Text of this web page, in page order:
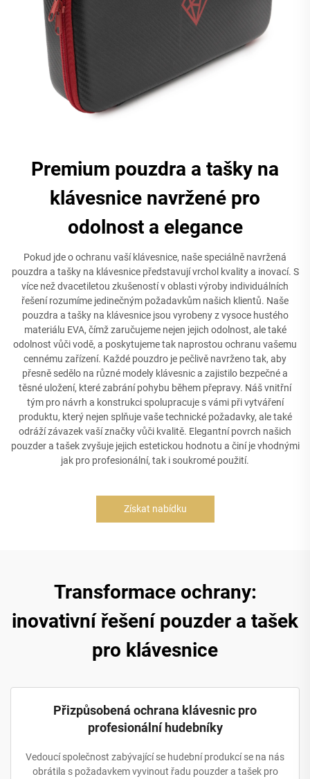
Premium pouzdra a tašky na
klávesnice navržené pro
odolnost a elegance
Pokud jde o ochranu vaší klávesnice, naše speciálně navržená
pouzdra a tašky na klávesnice představují vrchol kvality a inovací. S
více než dvacetiletou zkušeností v oblasti výroby individuálních
řešení rozumíme jedinečným požadavkům našich klientů. Naše
pouzdra a tašky na klávesnice jsou vyrobeny z vysoce hustého
materiálu EVA, čímž zaručujeme nejen jejich odolnost, ale také
odolnost vůči vodě, a poskytujeme tak naprostou ochranu vašemu
cennému zařízení. Každé pouzdro je pečlivě navrženo tak, aby
přesně sedělo na různé modely klávesnic a zajistilo bezpečné a
těsné uložení, které zabrání pohybu během přepravy. Náš vnitřní
tým pro návrh a konstrukci spolupracuje s vámi při vytváření
produktu, který nejen splňuje vaše technické požadavky, ale také
odráží závazek vaší značky vůči kvalitě. Elegantní povrch našich
pouzder a tašek zvyšuje jejich estetickou hodnotu a činí je vhodnými
jak pro profesionální, tak i soukromé použití.
Získat nabídku
Transformace ochrany:
inovativní řešení pouzder a tašek
pro klávesnice
Přizpůsobená ochrana klávesnic pro
profesionální hudebníky
Vedoucí společnost zabývající se hudební produkcí se na nás
obrátila s požadavkem vyvinout řadu pouzder a tašek pro